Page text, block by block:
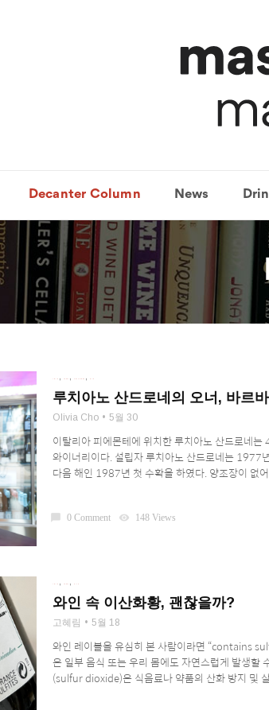
Decanter Column News
루치아노 산드로네의 오너, 바르
Olivia Cho 5월 30
이탈리아 피에몬테에 위치한 루치아노 산드로네는
와이너리이다. 설립자 루치아노 산드로네는 1977
다음 해인 1987년 첫 수확을 하였다. 양조장이 없
chat_bubble 0 Comment visibility 148 Views
와인 속 이산화황, 괜찮을까?
고혜림 5월 18
와인 레이블을 유심히 본 사람이라면 “contains
은 일부 음식 또는 우리 몸에도 자연스럽게 발생할
(sulfur dioxide)은 식음료나 약품의 산화 방지 및